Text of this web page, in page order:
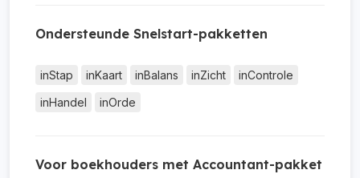
Ondersteunde Snelstart-pakketten
inStap inKaart inBalans inZicht
inControle
inHandel
inOrde
Voor boekhouders met Accountant-pakket